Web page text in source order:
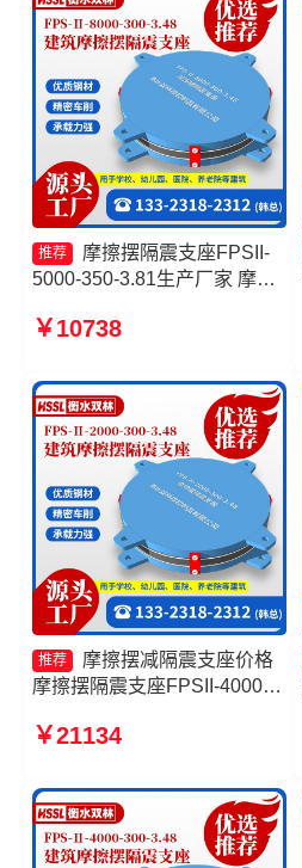
推荐
摩擦摆隔震支座FPSII-
5000-350-3.81生产厂家 摩擦
建筑摩擦摆隔震支座生产厂家
￥10738
推荐
摩擦摆减隔震支座价格
摩擦摆隔震支座FPSII-4000-
支座FPSII-9000-350-3.81生
产厂家
￥21134